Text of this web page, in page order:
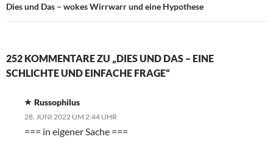
Dies und Das – wokes Wirrwarr und eine Hypothese
252 KOMMENTARE ZU „DIES UND DAS – EINE
SCHLICHTE UND EINFACHE FRAGE“
Russophilus
28. JUNI 2022 UM 2:44 UHR
=== in eigener Sache ===